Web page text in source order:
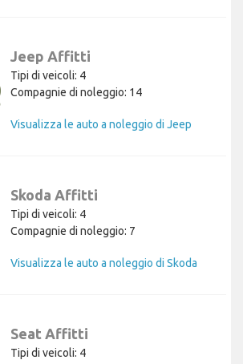
Jeep Affitti
Tipi di veicoli: 4
Compagnie di noleggio: 14
Visualizza le auto a noleggio di Jeep
Skoda Affitti
Tipi di veicoli: 4
Compagnie di noleggio: 7
Visualizza le auto a noleggio di Skoda
Seat Affitti
Tipi di veicoli: 4